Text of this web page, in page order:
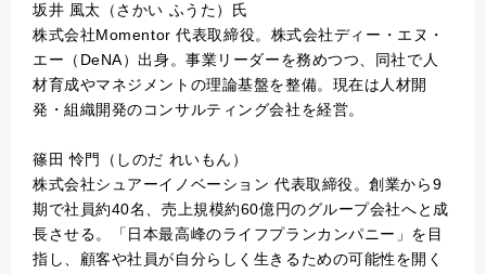
坂井 風太（さかい ふうた）氏
株式会社Momentor 代表取締役。株式会社ディー・エヌ・
エー（DeNA）出身。事業リーダーを務めつつ、同社で人
材育成やマネジメントの理論基盤を整備。現在は人材開
発・組織開発のコンサルティング会社を経営。
篠田 怜門（しのだ れいもん）
株式会社シュアーイノベーション 代表取締役。創業から9
期で社員約40名、売上規模約60億円のグループ会社へと成
長させる。「日本最高峰のライフプランカンパニー」を目
指し、顧客や社員が自分らしく生きるための可能性を開く